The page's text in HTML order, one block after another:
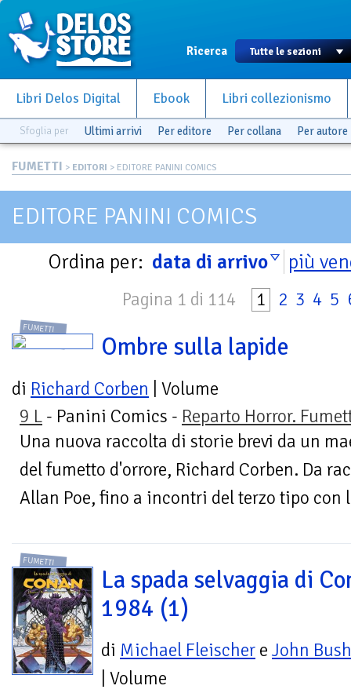
Ricerca
Libri Delos Digital Ebook Libri collezionismo
Sfoglia per Ultimi arrivi Per editore Per collana Per autore
FUMETTI > EDITORI > EDITORE PANINI COMICS
EDITORE PANINI COMICS
Ordina per: data di arrivo più
Pagina 1 di 114 1 2 3 4 5
FUMETTI
Ombre sulla lapide
di Richard Corben | Volume
9 L - Panini Comics - Reparto Horror.
Una nuova raccolta di storie brevi da un
del fumetto d'orrore, Richard Corben. Da
Allan Poe, fino a incontri del terzo tipo con
FUMETTI
La spada selvaggia di
1984 (1)
di Michael Fleischer e John
| Volume